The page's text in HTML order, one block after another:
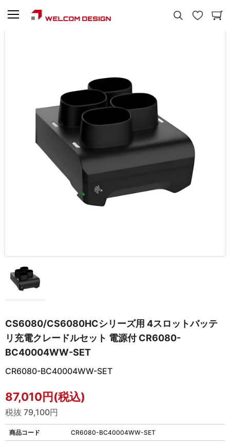
CS6080/CS6080HCシリーズ用 4スロットバッテ
リ充電クレードルセット 電源付 CR6080-
BC40004WW-SET
CR6080-BC40004WW-SET
87,010円(税込)
税抜 79,100円
商品コード CR6080-BC40004WW-SET